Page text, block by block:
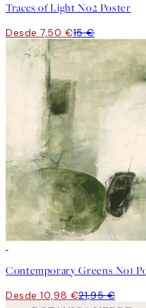
Traces of Light No2 Poster
Desde 7,50 €15 €
Desde 10,98 €21,95 €